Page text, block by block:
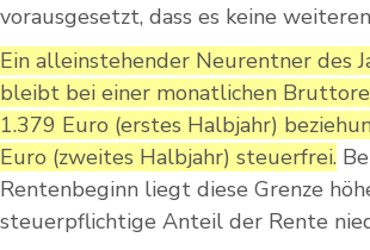
vorausgesetzt, dass es keine
Ein alleinstehender Neurentner des
bleibt bei einer monatlichen
1.379 Euro (erstes Halbjahr)
Euro (zweites Halbjahr) steuerfrei.
Rentenbeginn liegt diese Grenze
steuerpflichtige Anteil der Rente